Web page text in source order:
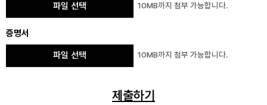
Max. file size: 128 MB.
증명서
Max. file size: 128 MB.